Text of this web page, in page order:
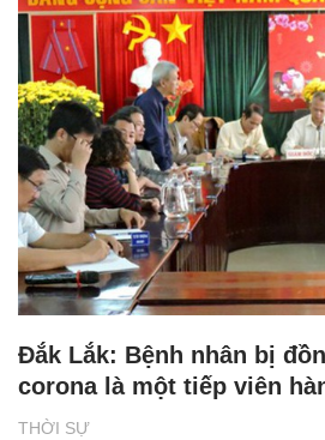
THỜI SỰ
Đắk Lắk: Bệnh nhân bị
corona là một tiếp viên